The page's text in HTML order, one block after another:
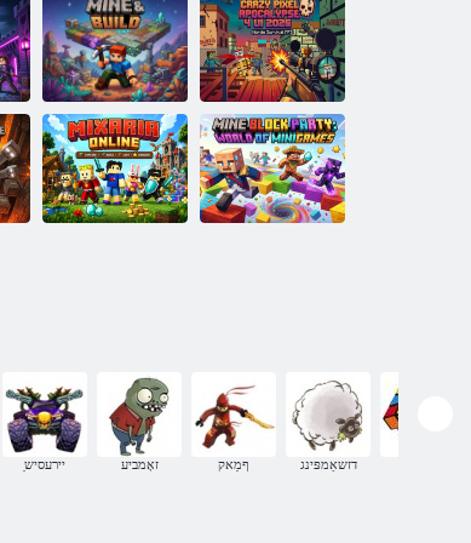
ערוטנעוודַא
קַאלב :ןקעטש
רוָאקרַאּפ
.זבוק io
ןעיוב & ןַיימ
2026 יו 4
עסּפילַאקָאּפַא
לעסקיּפ עגושמ
ַיירעסיש זאָמביע ףמַאק דזשאַמפּינג